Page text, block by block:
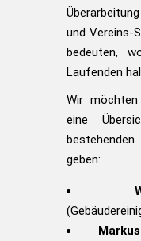
und Vereins-
bedeuten,
Laufenden
Wir
eine
geben: